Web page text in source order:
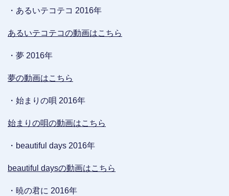
・あるいテコテコ 2016年
あるいテコテコの動画はこちら
・夢 2016年
夢の動画はこちら
・始まりの唄 2016年
始まりの唄の動画はこちら
・beautiful days 2016年
beautiful daysの動画はこちら
・暁の君に 2016年